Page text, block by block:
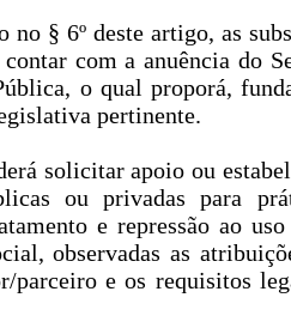
no § 6º deste artigo, as
com a anuência do
o qual proporá,
pertinente.
solicitar apoio ou
ou privadas para
e repressão ao
observadas as
parceiro e os requisitos